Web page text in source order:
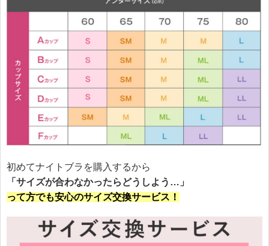
初めてナイトブラを購入するから
「サイズが合わなかったらどうしよう…」
って方でも安心のサイズ交換サービス！